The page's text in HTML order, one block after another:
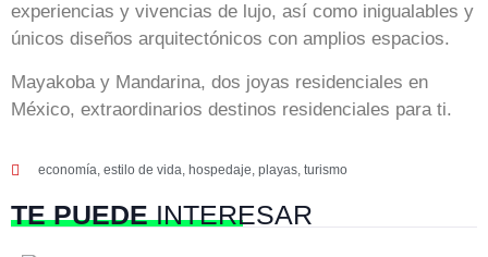
experiencias y vivencias de lujo, así como inigualables y
únicos diseños arquitectónicos con amplios espacios.
Mayakoba y Mandarina, dos joyas residenciales en
México, extraordinarios destinos residenciales para ti.
economía, estilo de vida, hospedaje, playas, turismo
TE PUEDEINTERESAR